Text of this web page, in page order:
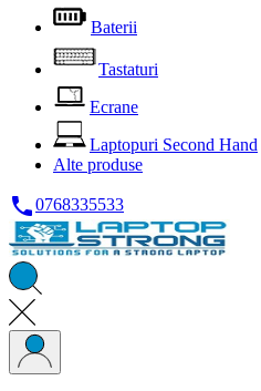
Baterii
Tastaturi
Ecrane
Laptopuri Second Hand
Alte produse
0768335533